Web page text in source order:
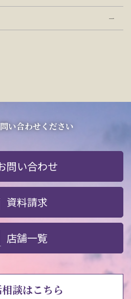
い合わせください
問い合わせ
資料請求
店舗一覧
談はこちら